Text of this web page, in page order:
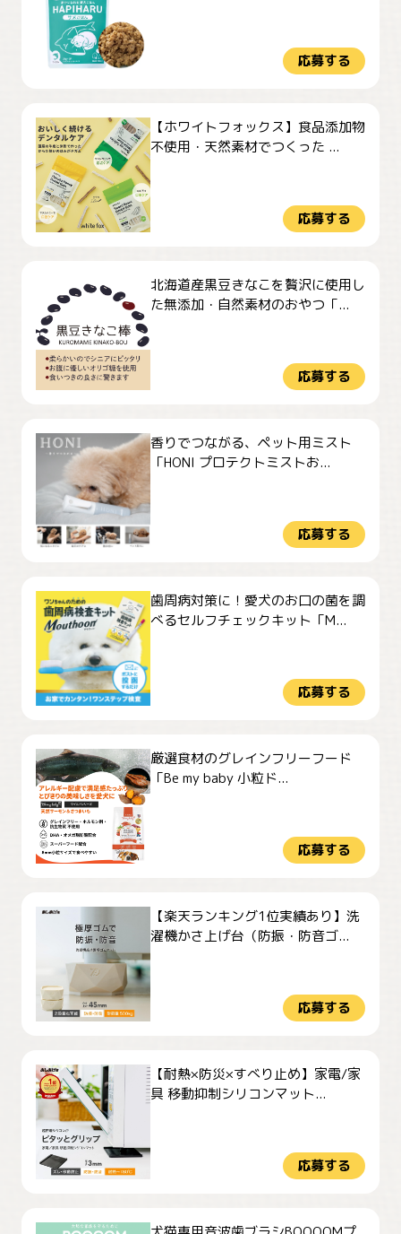
応募する
【ホワイトフォックス】食品添加物
不使用・天然素材でつくった ...
応募する
北海道産黒豆きなこを贅沢に使用し
た無添加・自然素材のおやつ「...
応募する
香りでつながる、ペット用ミスト
「HONI プロテクトミストお...
応募する
歯周病対策に！愛犬のお口の菌を調
べるセルフチェックキット「M...
応募する
厳選食材のグレインフリーフード
「Be my baby 小粒ド...
応募する
【楽天ランキング1位実績あり】洗
濯機かさ上げ台（防振・防音ゴ...
応募する
【耐熱×防災×すべり止め】家電/家
具 移動抑制シリコンマット...
応募する